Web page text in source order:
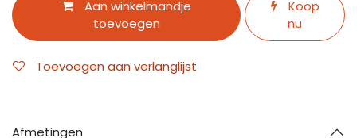
Aan winkelmandje
toevoegen
Koop
nu
Toevoegen aan verlanglijst
Afmetingen